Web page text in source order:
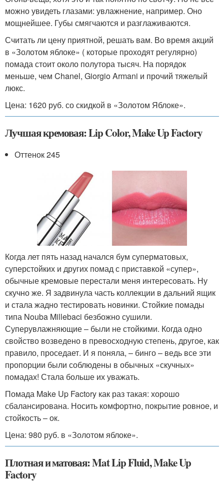
можно увидеть глазами: увлажнение, например. Оно
мощнейшее. Губы смягчаются и разглаживаются.
Считать ли цену приятной, решать вам. Во время акций
в «Золотом яблоке» ( которые проходят регулярно)
помада стоит около полутора тысяч. На порядок
меньше, чем Chanel, Giorgio Armani и прочий тяжелый
люкс.
Цена: 1620 руб. со скидкой в «Золотом Яблоке».
Лучшая кремовая: Lip Color, Make Up Factory
Оттенок 245
Когда лет пять назад начался бум суперматовых,
суперстойких и других помад с приставкой «супер»,
обычные кремовые перестали меня интересовать. Ну
скучно же. Я задвинула часть коллекции в дальний ящик
и стала жадно тестировать новинки. Стойкие помады
типа Nouba Millebaci безбожно сушили.
Суперувлажняющие – были не стойкими. Когда одно
свойство возведено в превосходную степень, другое, как
правило, проседает. И я поняла, – бинго – ведь все эти
пропорции были соблюдены в обычных «скучных»
помадах! Стала больше их уважать.
Помада Make Up Factory как раз такая: хорошо
сбалансирована. Носить комфортно, покрытие ровное, и
стойкость – ок.
Цена: 980 руб. в «Золотом яблоке».
Плотная и матовая: Mat Lip Fluid, Make Up
Factory